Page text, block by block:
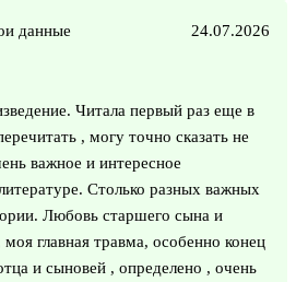
данные 24.07.2026
Читала первый раз еще в
, могу точно сказать не
важное и интересное
Столько разных важных
Любовь старшего сына и
главная травма, особенно конец
и сыновей , определено , очень